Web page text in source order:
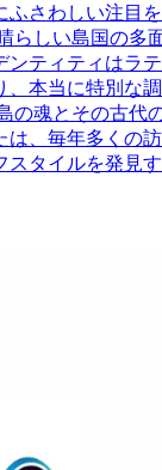
ふさわしい注目
らしい島国の多
ンティティはラ
、本当に特別な
の魂とその古代
は、毎年多くの
スタイルを発見